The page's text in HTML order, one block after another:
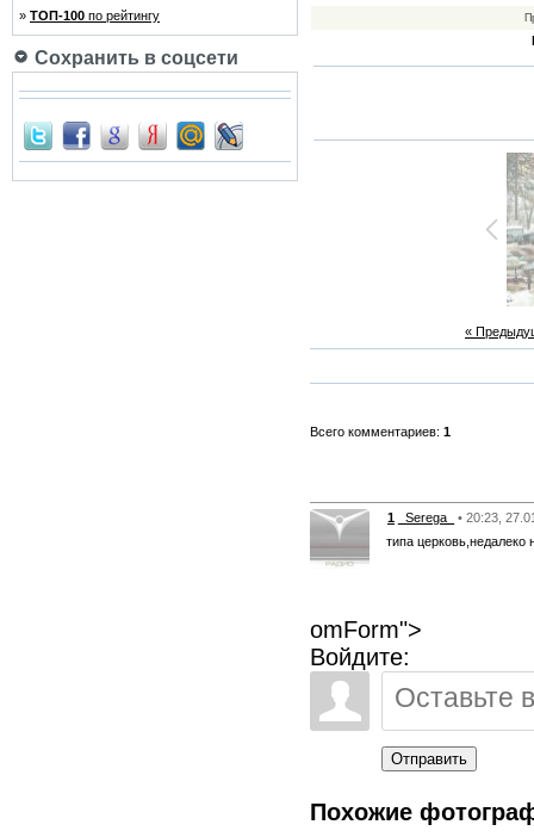
» ТОП-100 по рейтингу
Сохранить в соцсети
«
Всего комментариев: 1
1 _Serega_
• 20:23,
типа церковь,недалеко
omForm">
Войдите:
Отправить
Похожие